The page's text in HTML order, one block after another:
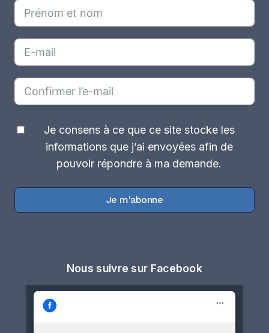
Je consens à ce que ce site stocke les
informations que j’ai envoyées afin de
pouvoir répondre à ma demande.
Je m'abonne
Nous suivre sur Facebook